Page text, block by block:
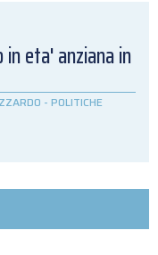
eta' anziana in
- POLITICHE